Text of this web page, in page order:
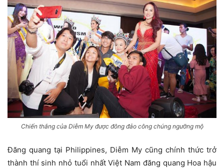
Chiến thắng của Diễm My được đông đảo công chúng ngưỡng mộ
Đăng quang tại Philippines, Diễm My cũng chính thức trở
thành thí sinh nhỏ tuổi nhất Việt Nam đăng quang Hoa hậu